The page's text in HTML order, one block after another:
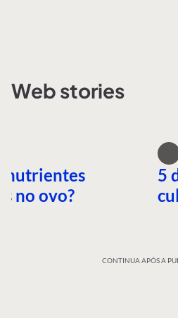
Web stories
nutrientes
no ovo?
5
CONTINUA APÓS A